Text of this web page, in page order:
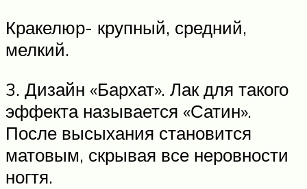
Кракелюр- крупный, средний,
мелкий.
3. Дизайн «Бархат». Лак для такого
эффекта называется «Сатин».
После высыхания становится
матовым, скрывая все неровности
ногтя.